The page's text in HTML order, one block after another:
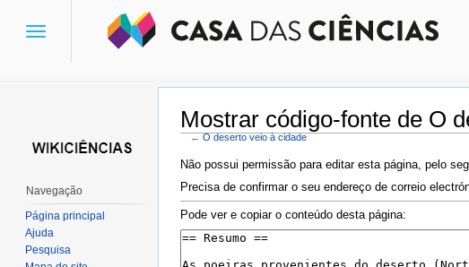
Mostrar código-fonte de O
←O deserto veio à cidade
Não possui permissão para editar esta página, pelo
Precisa de confirmar o seu endereço de correio
Pode ver e copiar o conteúdo desta página:
Toggle
Navegação
Página principal
Ajuda
Pesquisa